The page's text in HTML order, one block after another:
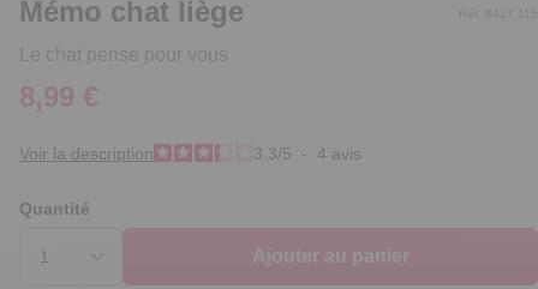
Mémo chat liège
Le chat pense pour vous
Réf. 8417.115
8,99 €
Voir la description 3.3/5 - 4 avis
Quantité
Ajouter au panier